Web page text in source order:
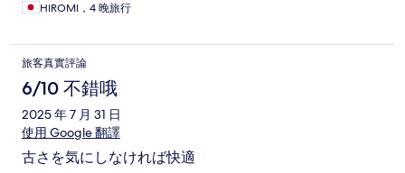
HIROMI，4 晚旅行
旅客真實評論
6/10 不錯哦
2025 年 7 月 31 日
使用 Google 翻譯
古さを気にしなければ快適